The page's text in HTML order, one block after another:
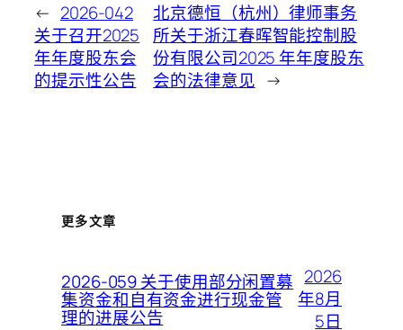
← 2026-042
关于召开2025
年年度股东会
的提示性公告
北京德恒（杭州）律师事务
所关于浙江春晖智能控制股
份有限公司2025 年年度股东
会的法律意见 →
更多文章
2026-059 关于使用部分闲置募
集资金和自有资金进行现金管
理的进展公告
2026
年8月
5日